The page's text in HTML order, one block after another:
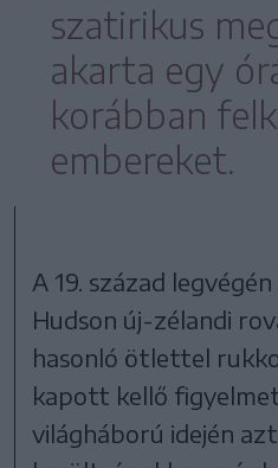
szatirikus
akarta egy
korábban
embereket.
A 19. század
Hudson új-zélandi
hasonló ötlettel
kapott kellő
világháború idején